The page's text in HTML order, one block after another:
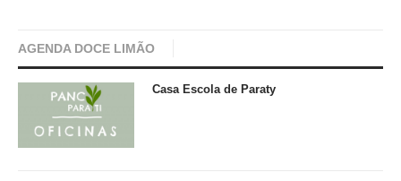
AGENDA DOCE LIMÃO
Casa Escola de Paraty